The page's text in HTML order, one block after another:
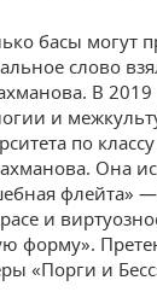
басы могут
слово
В
и
по
Она
флейта»
и
форму».
«Порги и